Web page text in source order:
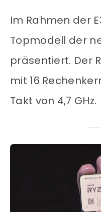
Im Rahmen der
Topmodell der
präsentiert. Der
mit 16
Takt von 4,7 GHz.